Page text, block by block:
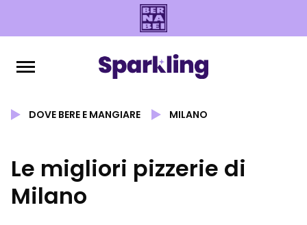
DOVE BERE E MANGIARE MILANO
Le migliori pizzerie di
Milano